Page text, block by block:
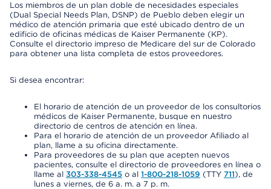
Los miembros de un plan doble de necesidades especiales
(Dual Special Needs Plan, DSNP) de Pueblo deben elegir un
médico de atención primaria que esté ubicado dentro de un
edificio de oficinas médicas de Kaiser Permanente (KP).
Consulte el directorio impreso de Medicare del sur de Colorado
para obtener una lista completa de estos proveedores.
Si desea encontrar:
El horario de atención de un proveedor de los consultorios
médicos de Kaiser Permanente, busque en nuestro
directorio de centros de atención en línea.
Para el horario de atención de un proveedor Afiliado al
plan, llame a su oficina directamente.
Para proveedores de su plan que acepten nuevos
pacientes, consulte el directorio de proveedores en línea o
llame al 303-338-4545 o al 1-800-218-1059 (TTY 711), de
lunes a viernes, de 6 a. m. a 7 p. m.